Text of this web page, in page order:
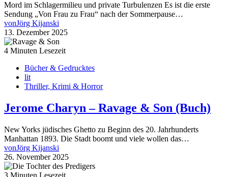
Mord im Schlagermilieu und private Turbulenzen Es ist die erste
Sendung „Von Frau zu Frau“ nach der Sommerpause…
vonJörg Kijanski
13. Dezember 2025
4 Minuten Lesezeit
Bücher & Gedrucktes
lit
Thriller, Krimi & Horror
Jerome Charyn – Ravage & Son (Buch)
New Yorks jüdisches Ghetto zu Beginn des 20. Jahrhunderts
Manhattan 1893. Die Stadt boomt und viele wollen das…
vonJörg Kijanski
26. November 2025